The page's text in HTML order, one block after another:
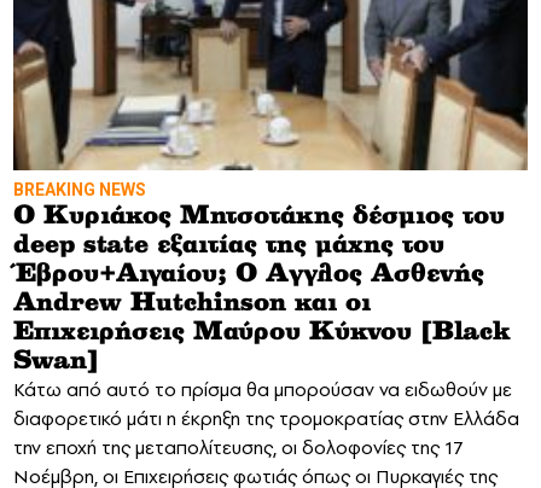
BREAKING NEWS
Ο Κυριάκος Μητσοτάκης δέσμιος του
deep state εξαιτίας της μάχης του
Έβρου+Αιγαίου; Ο Αγγλος Ασθενής
Andrew Hutchinson και οι
Επιχειρήσεις Μαύρου Κύκνου [Black
Swan]
Κάτω από αυτό το πρίσμα θα μπορούσαν να ειδωθούν με
διαφορετικό μάτι η έκρηξη της τρομοκρατίας στην Ελλάδα
την εποχή της μεταπολίτευσης, οι δολοφονίες της 17
Νοέμβρη, οι Επιχειρήσεις φωτιάς όπως οι Πυρκαγιές της